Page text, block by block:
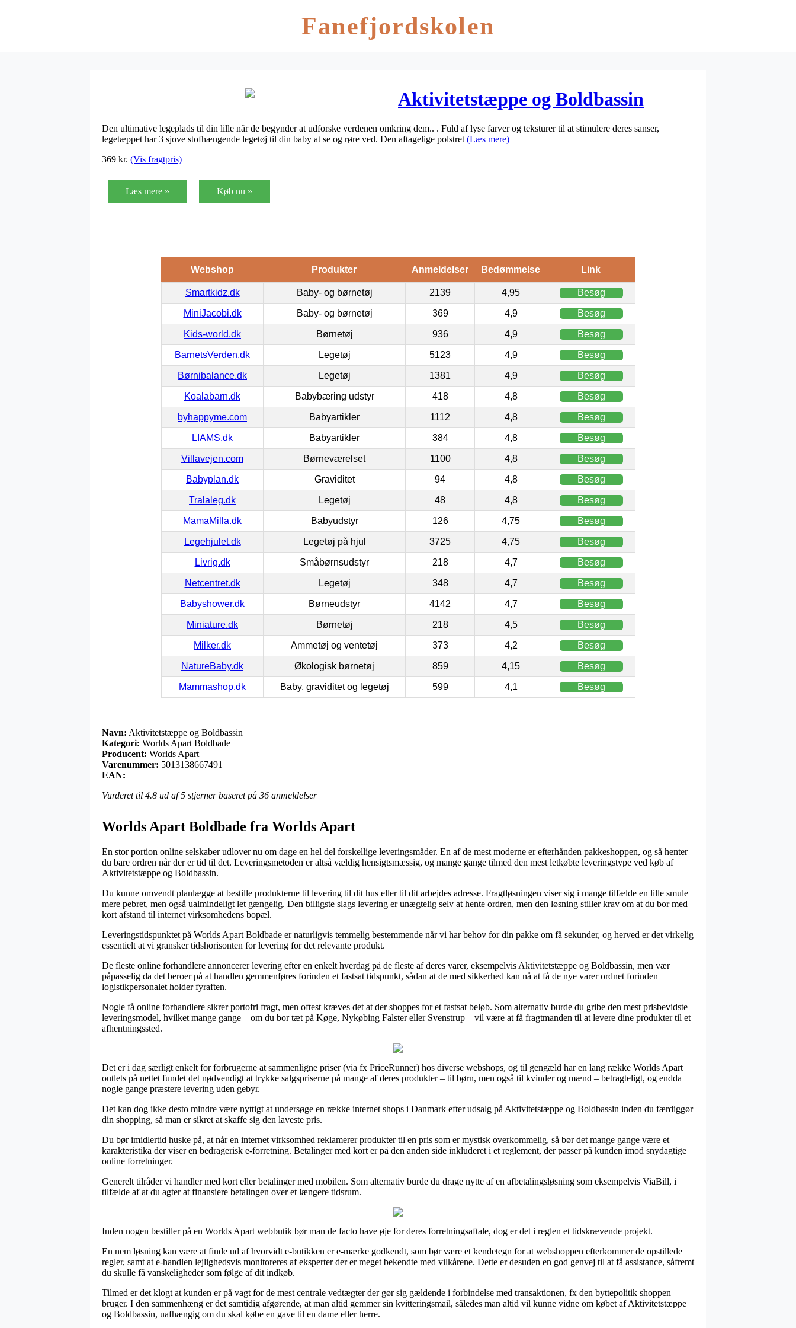
Fanefjordskolen
Aktivitetstæppe og Boldbassin
Den ultimative legeplads til din lille når de begynder at udforske verdenen omkring dem.. . Fuld af lyse farver og teksturer til at stimulere deres sanser,
legetæppet har 3 sjove stofhængende legetøj til din baby at se og røre ved. Den aftagelige polstret (Læs mere)
369 kr. (Vis fragtpris)
Læs mere » Køb nu »
Webshop Produkter Anmeldelser Bedømmelse Link
Smartkidz.dk Baby- og børnetøj 2139 4,95 Besøg
MiniJacobi.dk Baby- og børnetøj 369 4,9 Besøg
Kids-world.dk Børnetøj 936 4,9 Besøg
BarnetsVerden.dk Legetøj 5123 4,9 Besøg
Børnibalance.dk Legetøj 1381 4,9 Besøg
Koalabarn.dk Babybæring udstyr 418 4,8 Besøg
byhappyme.com Babyartikler 1112 4,8 Besøg
LIAMS.dk Babyartikler 384 4,8 Besøg
Villavejen.com Børneværelset 1100 4,8 Besøg
Babyplan.dk Graviditet 94 4,8 Besøg
Tralaleg.dk Legetøj 48 4,8 Besøg
MamaMilla.dk Babyudstyr 126 4,75 Besøg
Legehjulet.dk Legetøj på hjul 3725 4,75 Besøg
Livrig.dk Småbørnsudstyr 218 4,7 Besøg
Netcentret.dk Legetøj 348 4,7 Besøg
Babyshower.dk Børneudstyr 4142 4,7 Besøg
Miniature.dk Børnetøj 218 4,5 Besøg
Milker.dk Ammetøj og ventetøj 373 4,2 Besøg
NatureBaby.dk Økologisk børnetøj 859 4,15 Besøg
Mammashop.dk Baby, graviditet og legetøj 599 4,1 Besøg
Navn: Aktivitetstæppe og Boldbassin
Kategori: Worlds Apart Boldbade
Producent: Worlds Apart
Varenummer: 5013138667491
EAN:
Vurderet til 4.8 ud af 5 stjerner baseret på 36 anmeldelser
Worlds Apart Boldbade fra Worlds Apart
En stor portion online selskaber udlover nu om dage en hel del forskellige leveringsmåder. En af de mest moderne er efterhånden pakkeshoppen, og så henter
du bare ordren når der er tid til det. Leveringsmetoden er altså vældig hensigtsmæssig, og mange gange tilmed den mest letkøbte leveringstype ved køb af
Aktivitetstæppe og Boldbassin.
Du kunne omvendt planlægge at bestille produkterne til levering til dit hus eller til dit arbejdes adresse. Fragtløsningen viser sig i mange tilfælde en lille smule
mere pebret, men også ualmindeligt let gængelig. Den billigste slags levering er unægtelig selv at hente ordren, men den løsning stiller krav om at du bor med
kort afstand til internet virksomhedens bopæl.
Leveringstidspunktet på Worlds Apart Boldbade er naturligvis temmelig bestemmende når vi har behov for din pakke om få sekunder, og herved er det virkelig
essentielt at vi gransker tidshorisonten for levering for det relevante produkt.
De fleste online forhandlere annoncerer levering efter en enkelt hverdag på de fleste af deres varer, eksempelvis Aktivitetstæppe og Boldbassin, men vær
påpasselig da det beroer på at handlen gemmenføres forinden et fastsat tidspunkt, sådan at de med sikkerhed kan nå at få de nye varer ordnet forinden
logistikpersonalet holder fyraften.
Nogle få online forhandlere sikrer portofri fragt, men oftest kræves det at der shoppes for et fastsat beløb. Som alternativ burde du gribe den mest prisbevidste
leveringsmodel, hvilket mange gange – om du bor tæt på Køge, Nykøbing Falster eller Svenstrup – vil være at få fragtmanden til at levere dine produkter til et
afhentningssted.
Det er i dag særligt enkelt for forbrugerne at sammenligne priser (via fx PriceRunner) hos diverse webshops, og til gengæld har en lang række Worlds Apart
outlets på nettet fundet det nødvendigt at trykke salgspriserne på mange af deres produkter – til børn, men også til kvinder og mænd – betragteligt, og endda
nogle gange præstere levering uden gebyr.
Det kan dog ikke desto mindre være nyttigt at undersøge en række internet shops i Danmark efter udsalg på Aktivitetstæppe og Boldbassin inden du færdiggør
din shopping, så man er sikret at skaffe sig den laveste pris.
Du bør imidlertid huske på, at når en internet virksomhed reklamerer produkter til en pris som er mystisk overkommelig, så bør det mange gange være et
karakteristika der viser en bedragerisk e-forretning. Betalinger med kort er på den anden side inkluderet i et reglement, der passer på kunden imod snydagtige
online forretninger.
Generelt tilråder vi handler med kort eller betalinger med mobilen. Som alternativ burde du drage nytte af en afbetalingsløsning som eksempelvis ViaBill, i
tilfælde af at du agter at finansiere betalingen over et længere tidsrum.
Inden nogen bestiller på en Worlds Apart webbutik bør man de facto have øje for deres forretningsaftale, dog er det i reglen et tidskrævende projekt.
En nem løsning kan være at finde ud af hvorvidt e-butikken er e-mærke godkendt, som bør være et kendetegn for at webshoppen efterkommer de opstillede
regler, samt at e-handlen lejlighedsvis monitoreres af eksperter der er meget bekendte med vilkårene. Dette er desuden en god genvej til at få assistance, såfremt
du skulle få vanskeligheder som følge af dit indkøb.
Tilmed er det klogt at kunden er på vagt for de mest centrale vedtægter der gør sig gældende i forbindelse med transaktionen, fx den byttepolitik shoppen
bruger. I den sammenhæng er det samtidig afgørende, at man altid gemmer sin kvitteringsmail, således man altid vil kunne vidne om købet af Aktivitetstæppe
og Boldbassin, uafhængig om du skal købe en gave til en dame eller herre.